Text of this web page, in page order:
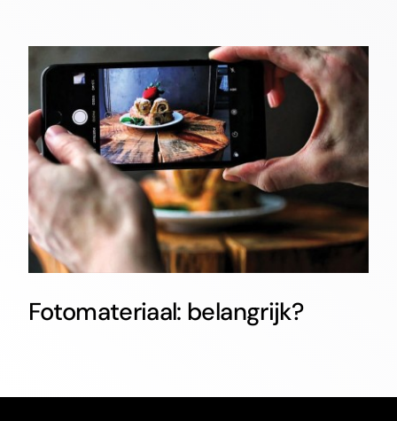
Fotomateriaal: belangrijk?
Fotomateriaal: belangrijk?